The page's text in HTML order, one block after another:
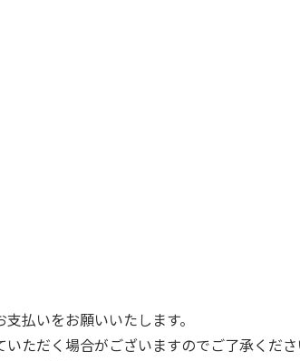
払いをお願いいたします。
ただく場合がございますのでご了承くださ